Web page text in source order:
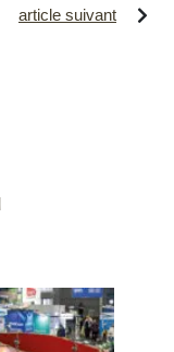
article suivant